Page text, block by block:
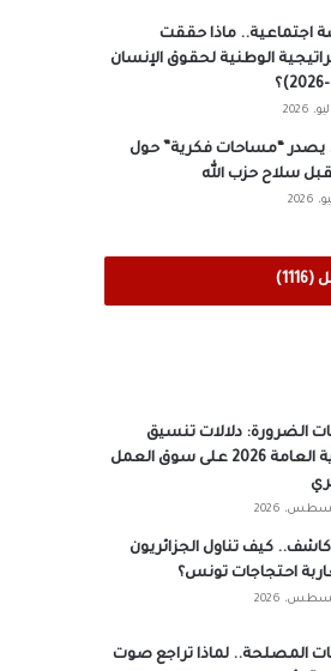
اجتماعية.. ماذا حققت
الوطنية لحقوق الإنسان
يصدر “مساحات فكرية” حول
سلاح حزب الله
الضرورة: دلالات تنسيق
الثانوية العامة 2026 على سوق العمل
كاشف.. كيف تناول الجزائريون
احتجاجات تونس؟
المصلحة.. لماذا تراجع صوت